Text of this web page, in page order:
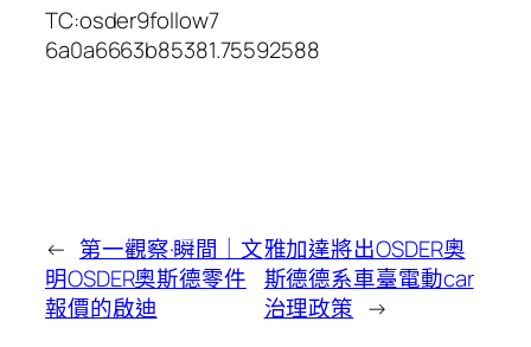
TC:osder9follow7
6a0a6663b85381.75592588
← 第一觀察·瞬間｜文
明OSDER奧斯德零件
報價的啟迪
雅加達將出OSDER奧
斯德德系車臺電動car
治理政策 →